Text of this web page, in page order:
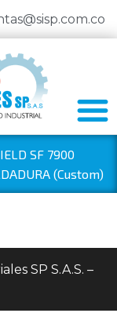
SF 7900
(Custom)
SP S.A.S. –